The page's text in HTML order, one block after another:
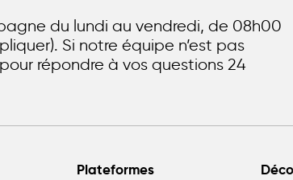
du lundi au vendredi, de 08h00
Si notre équipe n’est pas
répondre à vos questions 24
Plateformes